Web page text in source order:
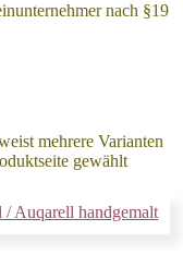
nach §19
mehrere Varianten
gewählt